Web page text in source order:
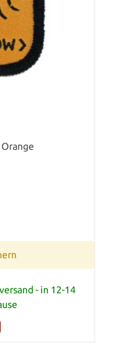
- in 12-14